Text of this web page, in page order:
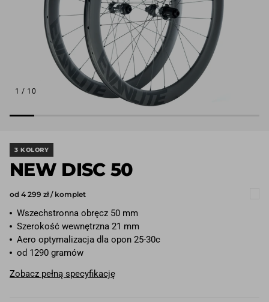
1 / 10
3 KOLORY
NEW DISC 50
od 4 299 zł / komplet
Wszechstronna obręcz 50 mm
Szerokość wewnętrzna 21 mm
Aero optymalizacja dla opon 25-30c
od 1290 gramów
Zobacz pełną specyfikację